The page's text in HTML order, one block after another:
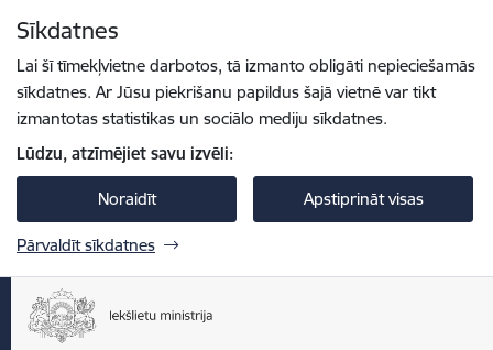
Sīkdatnes
Lai šī tīmekļvietne darbotos, tā izmanto obligāti nepieciešamās
sīkdatnes. Ar Jūsu piekrišanu papildus šajā vietnē var tikt
izmantotas statistikas un sociālo mediju sīkdatnes.
Lūdzu, atzīmējiet savu izvēli:
Noraidīt Apstiprināt visas
Pārvaldīt sīkdatnes